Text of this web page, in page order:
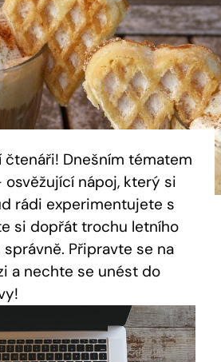
Dnešním tématem
osvěžující nápoj, který si
rádi experimentujete s
si dopřát trochu letního
Připravte se na
a nechte se unést do